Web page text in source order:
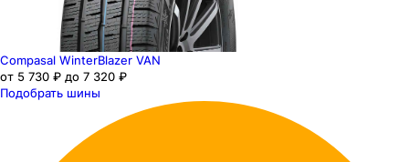
Compasal WinterBlazer VAN
от 5 730 ₽ до 7 320 ₽
Подобрать шины